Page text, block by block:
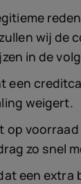
wij de
in de
een
weigert.
op
zo snel
een